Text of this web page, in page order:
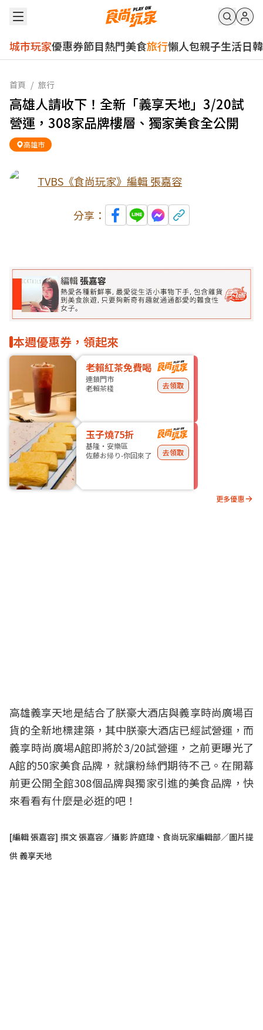
城市玩家優惠券節目熱門美食旅行懶人包親子生活日韓
首頁 / 旅行
高雄人請收下！全新「義享天地」3/20試
營運，308家品牌樓層、獨家美食全公開
高雄市
TVBS《食尚玩家》編輯 張嘉容
分享：
本週優惠券，領起來
老賴紅茶免費喝
連鎖門市
老賴茶棧
去領取
玉子燒75折
基隆・安樂區
佐藤お帰り-你回來了
去領取
更多優惠
高雄義享天地是結合了朕豪大酒店與義享時尚廣場百
貨的全新地標建築，其中朕豪大酒店已經試營運，而
義享時尚廣場A館即將於3/20試營運，之前更曝光了
A館的50家美食品牌，就讓粉絲們期待不己。在開幕
前更公開全館308個品牌與獨家引進的美食品牌，快
來看看有什麼是必逛的吧！
[編輯 張嘉容] 撰文 張嘉容／攝影 許庭瑋、食尚玩家編輯部／圖片提
供 義享天地